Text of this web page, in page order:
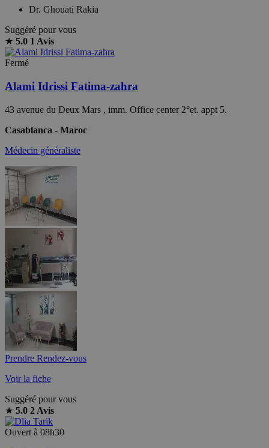
Dr. Ghouati Rakia
Suggéré pour vous
★ 5.0 1 Avis
Fermé
Alami Idrissi Fatima-zahra
43 avenue du Deux Mars , imm. Office center 2°et. appt 5.
Casablanca - Maroc
Médecin généraliste
Prendre Rendez-vous
Voir la fiche
Suggéré pour vous
★ 5.0 2 Avis
Ouvert à 08h30